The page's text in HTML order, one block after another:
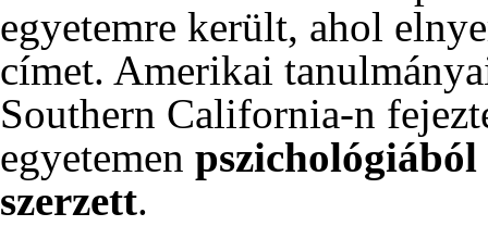
egyetemre került, ahol
címet. Amerikai
Southern California-n
egyetemen
szerzett.